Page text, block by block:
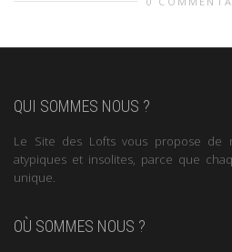
QUI SOMMES NOUS ?
Le Site des Lofts vous propose de
atypiques et insolites, parce que
unique.
OÙ SOMMES NOUS ?